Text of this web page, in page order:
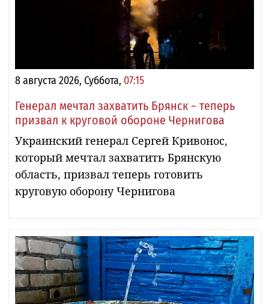
8 августа 2026, Суббота, 07:15
Генерал мечтал захватить Брянск − теперь
призвал к круговой обороне Чернигова
Украинский генерал Сергей Кривонос,
который мечтал захватить Брянскую
область, призвал теперь готовить
круговую оборону Чернигова